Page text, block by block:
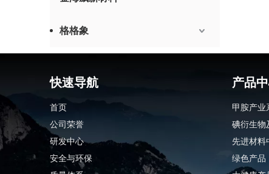
格格象
快速导航
首页
公司荣誉
研发中心
安全与环保
产品
甲胺产业
碘衍生物
先进材料
绿色产品